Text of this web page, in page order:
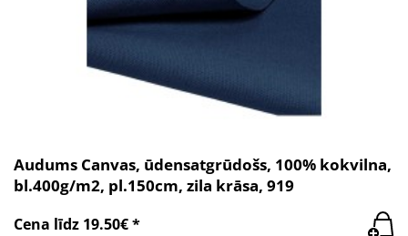
Audums Canvas, ūdensatgrūdošs, 100% kokvilna,
bl.400g/m2, pl.150cm, zila krāsa, 919
Cena līdz 19.50€ *